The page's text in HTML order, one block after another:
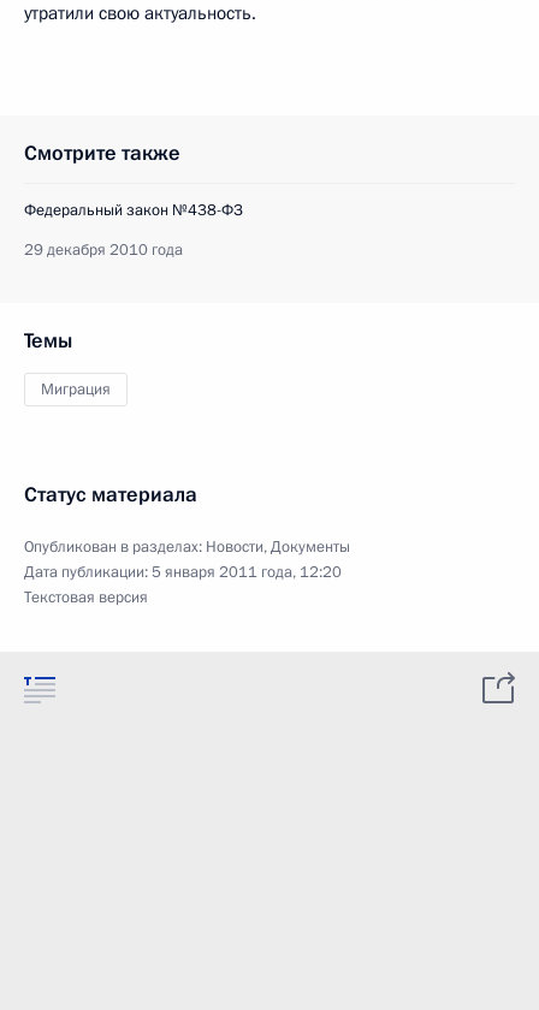
утратили свою актуальность.
Смотрите также
Федеральный закон №438-ФЗ
29 декабря 2010 года
Темы
Миграция
Статус материала
Опубликован в разделах: Новости,Документы
Дата публикации:5 января 2011 года, 12:20
Текстовая версия